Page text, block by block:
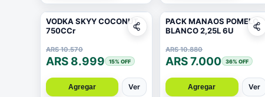
VODKA SKYY COCONUT
750CCr
ARS 10.570
ARS 8.999 15% OFF
Agregar Ver
PACK MANAOS POMELO
BLANCO 2,25L 6U
ARS 10.880
ARS 7.000 36% OFF
Agregar Ver